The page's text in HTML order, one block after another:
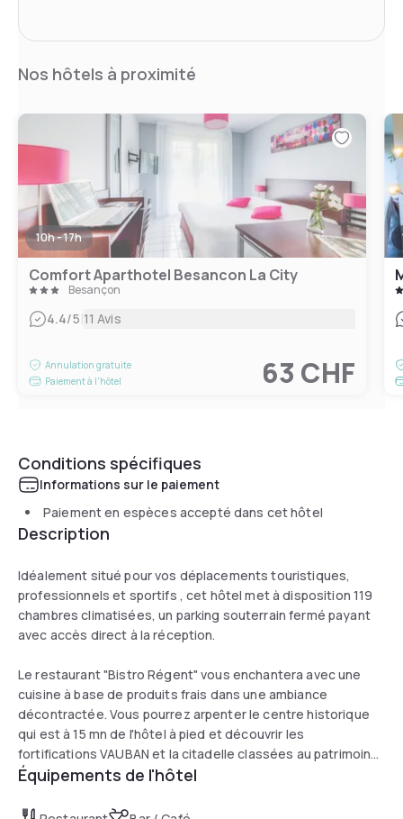
Nos hôtels à proximité
10h - 17h
Comfort Aparthotel Besancon La City
Besançon
4.4/5|11 Avis
Annulation gratuite
Paiement à l'hôtel
63 CHF
Conditions spécifiques
Informations sur le paiement
Paiement en espèces accepté dans cet hôtel
Description
Idéalement situé pour vos déplacements touristiques,
professionnels et sportifs , cet hôtel met à disposition 119
chambres climatisées, un parking souterrain fermé payant
avec accès direct à la réception.
Le restaurant "Bistro Régent" vous enchantera avec une
cuisine à base de produits frais dans une ambiance
décontractée. Vous pourrez arpenter le centre historique
qui est à 15 mn de l'hôtel à pied et découvrir les
fortifications VAUBAN et la citadelle classées au patrimoine
mondial de L'Unesco.
Équipements de l'hôtel